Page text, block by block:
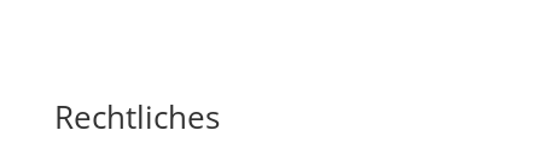
Rechtliches